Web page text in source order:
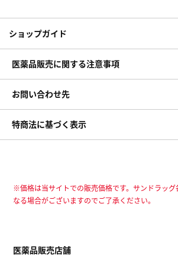
ショップガイド
医薬品販売に関する注意事項
お問い合わせ先
特商法に基づく表示
※価格は当サイトでの販売価格です。サンドラッ
なる場合がございますのでご了承ください。
医薬品販売店舗